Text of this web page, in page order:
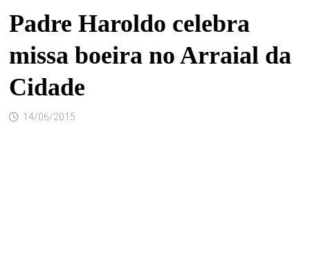
Padre Haroldo celebra
missa boeira no Arraial da
Cidade
14/06/2015